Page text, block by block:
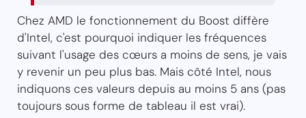
Chez AMD le fonctionnement du Boost diffère
d'Intel, c'est pourquoi indiquer les fréquences
suivant l'usage des cœurs a moins de sens, je vais
y revenir un peu plus bas. Mais côté Intel, nous
indiquons ces valeurs depuis au moins 5 ans (pas
toujours sous forme de tableau il est vrai).